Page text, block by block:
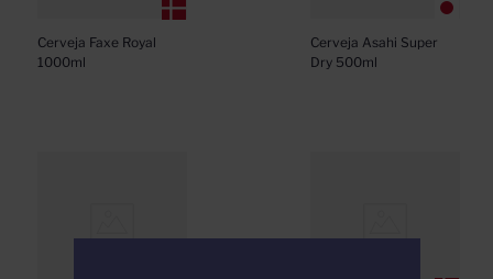
Cerveja Faxe Royal
1000ml
Cerveja Asahi Super
Dry 500ml